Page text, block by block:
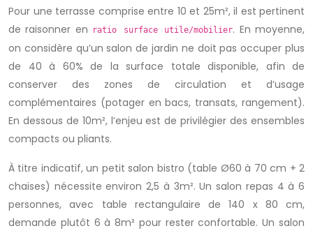
Pour une terrasse comprise entre 10 et 25m², il est pertinent
de raisonner en
ratio surface utile/mobilier. En moyenne,
on considère qu’un salon de jardin ne doit pas occuper plus
de 40 à 60% de la surface totale disponible, afin de
conserver des zones de circulation et d’usage
complémentaires (potager en bacs, transats, rangement).
En dessous de 10m², l’enjeu est de privilégier des ensembles
compacts ou pliants.
À titre indicatif, un petit salon bistro (table Ø60 à 70 cm + 2
chaises) nécessite environ 2,5 à 3m². Un salon repas 4 à 6
personnes, avec table rectangulaire de 140 x 80 cm,
demande plutôt 6 à 8m² pour rester confortable. Un salon